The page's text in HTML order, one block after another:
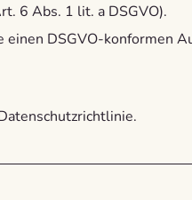
6 Abs. 1 lit. a DSGVO).
DSGVO-konformen